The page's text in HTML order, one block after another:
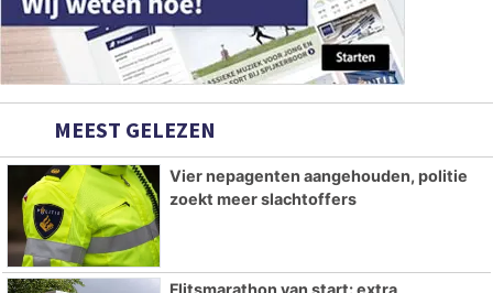
MEEST GELEZEN
Vier nepagenten aangehouden, politie
zoekt meer slachtoffers
Flitsmarathon van start: extra